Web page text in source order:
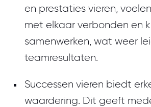
en prestaties vieren,
met elkaar verbonden en
samenwerken, wat weer
teamresultaten.
Successen vieren biedt
waardering. Dit geeft